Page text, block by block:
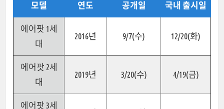
모델 연도 공개일 국내 출시일
에어팟 1세
대
2016년 9/7(수) 12/20(화)
에어팟 2세
대
2019년 3/20(수) 4/19(금)
에어팟 3세